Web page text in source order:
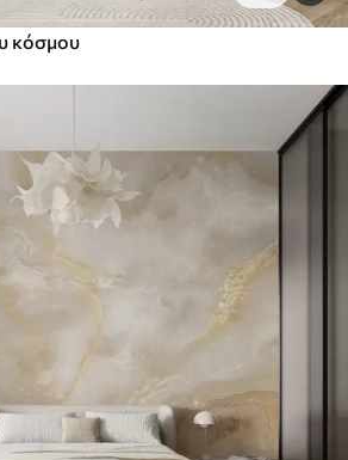
κόσμου